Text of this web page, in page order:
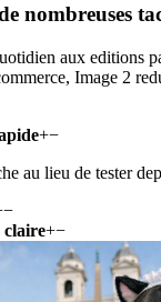
nombreuses
aux editions
Image 2
+−
au lieu de tester
−
claire+−